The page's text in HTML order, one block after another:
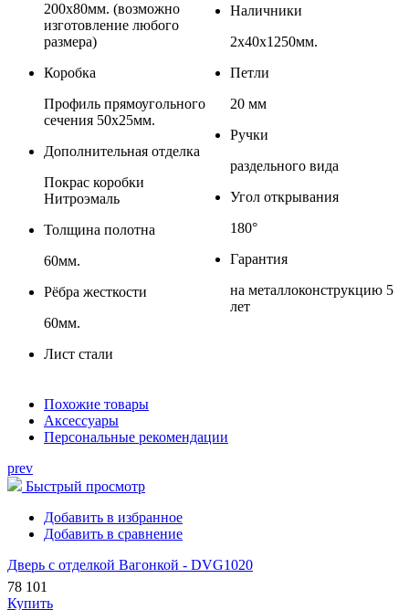
200х80мм. (возможно
изготовление любого
размера)
Коробка
Профиль прямоугольного
сечения 50х25мм.
Дополнительная отделка
Покрас коробки
Нитроэмаль
Толщина полотна
60мм.
Рёбра жесткости
60мм.
Лист стали
Наличники
2х40х1250мм.
Петли
20 мм
Ручки
раздельного вида
Угол открывания
180°
Гарантия
на металлоконструкцию 5
лет
Похожие товары
Аксессуары
Персональные рекомендации
prev
Быстрый просмотр
Добавить в избранное
Добавить в сравнение
Дверь с отделкой Вагонкой - DVG1020
78 101
Купить